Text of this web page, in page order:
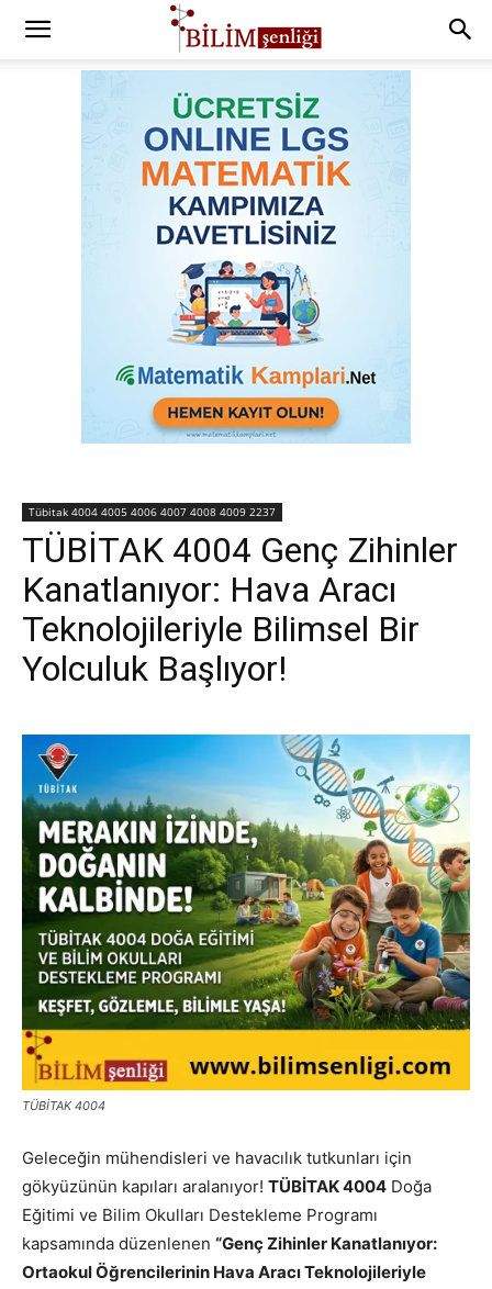
Tübitak 4004 4005 4006 4007 4008 4009 2237
TÜBİTAK 4004 Genç Zihinler
Kanatlanıyor: Hava Aracı
Teknolojileriyle Bilimsel Bir
Yolculuk Başlıyor!
TÜBİTAK 4004
Geleceğin mühendisleri ve havacılık tutkunları için
gökyüzünün kapıları aralanıyor! TÜBİTAK 4004 Doğa
Eğitimi ve Bilim Okulları Destekleme Programı
kapsamında düzenlenen “Genç Zihinler Kanatlanıyor:
Ortaokul Öğrencilerinin Hava Aracı Teknolojileriyle